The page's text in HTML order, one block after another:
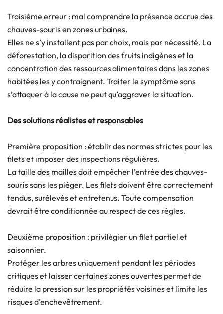
Troisième erreur : mal comprendre la présence accrue des
chauves-souris en zones urbaines.
Elles ne s’y installent pas par choix, mais par nécessité. La
déforestation, la disparition des fruits indigènes et la
concentration des ressources alimentaires dans les zones
habitées les y contraignent. Traiter le symptôme sans
s’attaquer à la cause ne peut qu’aggraver la situation.
Des solutions réalistes et responsables
Première proposition : établir des normes strictes pour les
filets et imposer des inspections régulières.
La taille des mailles doit empêcher l’entrée des chauves-
souris sans les piéger. Les filets doivent être correctement
tendus, surélevés et entretenus. Toute compensation
devrait être conditionnée au respect de ces règles.
Deuxième proposition : privilégier un filet partiel et
saisonnier.
Protéger les arbres uniquement pendant les périodes
critiques et laisser certaines zones ouvertes permet de
réduire la pression sur les propriétés voisines et limite les
risques d’enchevêtrement.